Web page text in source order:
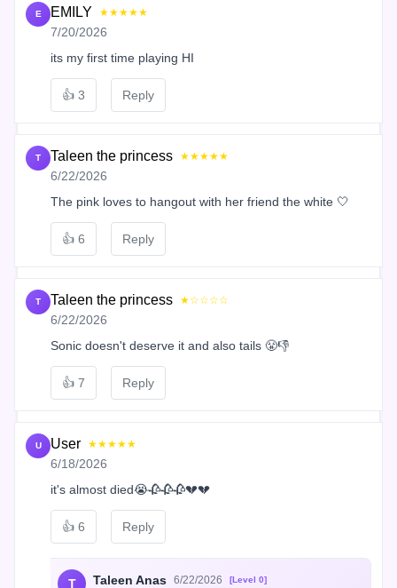
E EMILY ★★★★★
7/20/2026
its my first time playing HI
👍 3 Reply
T Taleen the princess ★★★★★
6/22/2026
The pink loves to hangout with her friend the white 🤍
👍 6 Reply
T Taleen the princess ★☆☆☆☆
6/22/2026
Sonic doesn't deserve it and also tails 😤👎
👍 7 Reply
U User ★★★★★
6/18/2026
it's almost died😭🥀🥀🥀💔💔
👍 6 Reply
T Taleen Anas 6/22/2026 [Level 0]